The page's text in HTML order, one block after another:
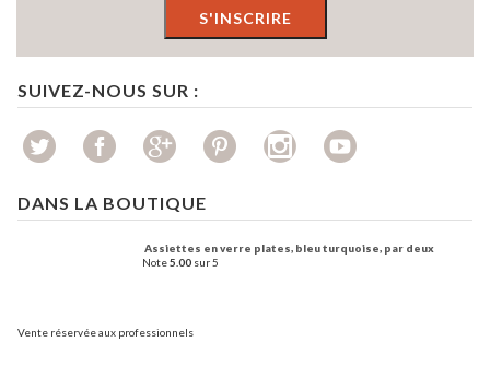
SUIVEZ-NOUS SUR :
DANS LA BOUTIQUE
Assiettes en verre plates, bleu turquoise, par deux
Note5.00 sur 5
Vente réservée aux professionnels